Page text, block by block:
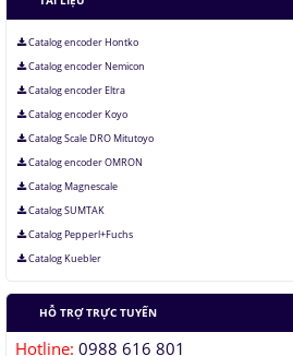
Catalog encoder Hontko
Catalog encoder Nemicon
Catalog encoder Eltra
Catalog encoder Koyo
Catalog Scale DRO Mitutoyo
Catalog encoder OMRON
Catalog Magnescale
Catalog SUMTAK
Catalog Pepperl+Fuchs
Catalog Kuebler
HỖ TRỢ TRỰC TUYẾN
Hotline: 0988 616 801